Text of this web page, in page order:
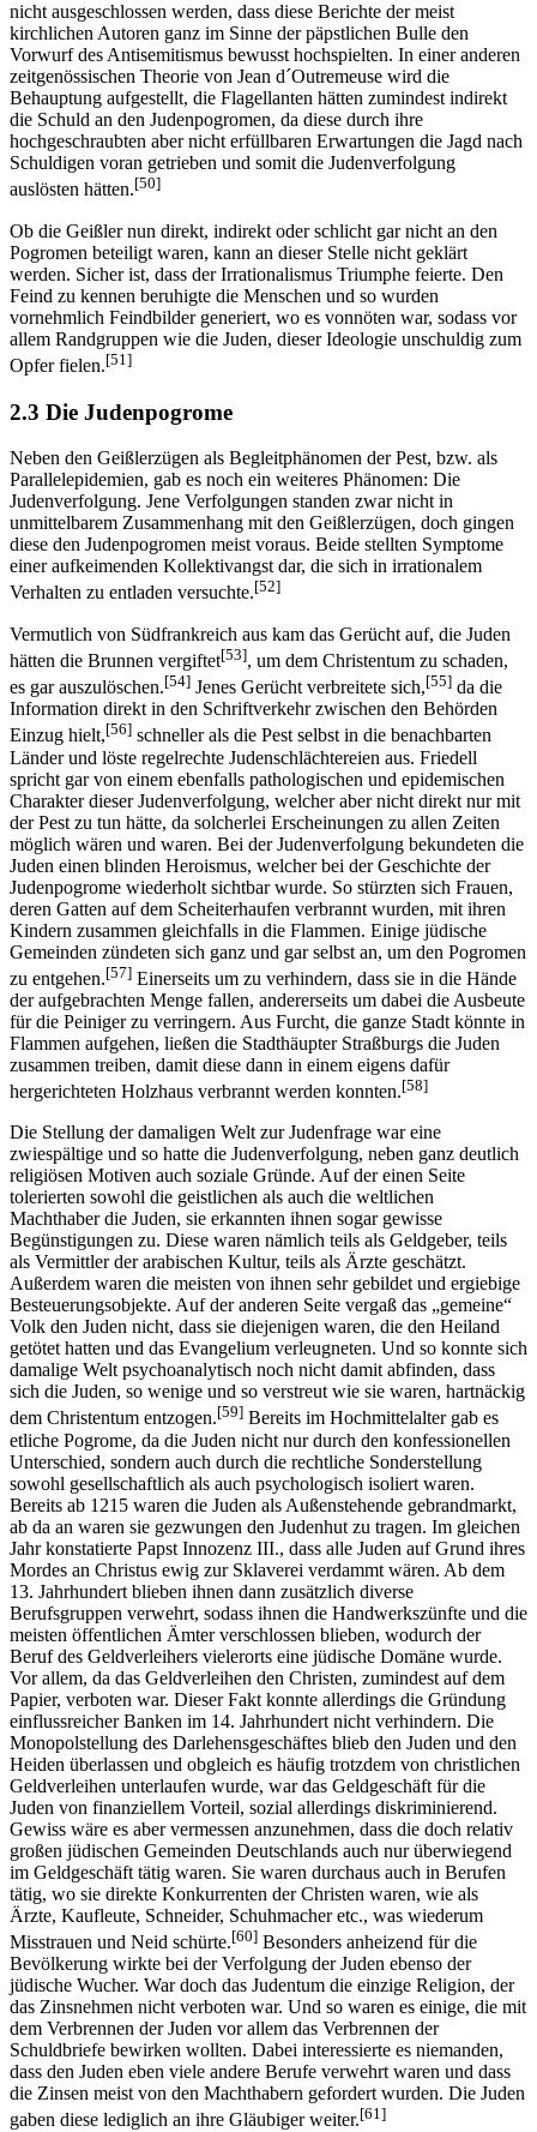
nicht ausgeschlossen werden, dass diese Berichte der meist
kirchlichen Autoren ganz im Sinne der päpstlichen Bulle den
Vorwurf des Antisemitismus bewusst hochspielten. In einer anderen
zeitgenössischen Theorie von Jean d´Outremeuse wird die
Behauptung aufgestellt, die Flagellanten hätten zumindest indirekt
die Schuld an den Judenpogromen, da diese durch ihre
hochgeschraubten aber nicht erfüllbaren Erwartungen die Jagd nach
Schuldigen voran getrieben und somit die Judenverfolgung
auslösten hätten.[50]
Ob die Geißler nun direkt, indirekt oder schlicht gar nicht an den
Pogromen beteiligt waren, kann an dieser Stelle nicht geklärt
werden. Sicher ist, dass der Irrationalismus Triumphe feierte. Den
Feind zu kennen beruhigte die Menschen und so wurden
vornehmlich Feindbilder generiert, wo es vonnöten war, sodass vor
allem Randgruppen wie die Juden, dieser Ideologie unschuldig zum
Opfer fielen.[51]
2.3 Die Judenpogrome
Neben den Geißlerzügen als Begleitphänomen der Pest, bzw. als
Parallelepidemien, gab es noch ein weiteres Phänomen: Die
Judenverfolgung. Jene Verfolgungen standen zwar nicht in
unmittelbarem Zusammenhang mit den Geißlerzügen, doch gingen
diese den Judenpogromen meist voraus. Beide stellten Symptome
einer aufkeimenden Kollektivangst dar, die sich in irrationalem
Verhalten zu entladen versuchte.[52]
Vermutlich von Südfrankreich aus kam das Gerücht auf, die Juden
hätten die Brunnen vergiftet[53], um dem Christentum zu schaden,
es gar auszulöschen.[54] Jenes Gerücht verbreitete sich,[55] da die
Information direkt in den Schriftverkehr zwischen den Behörden
Einzug hielt,[56] schneller als die Pest selbst in die benachbarten
Länder und löste regelrechte Judenschlächtereien aus. Friedell
spricht gar von einem ebenfalls pathologischen und epidemischen
Charakter dieser Judenverfolgung, welcher aber nicht direkt nur mit
der Pest zu tun hätte, da solcherlei Erscheinungen zu allen Zeiten
möglich wären und waren. Bei der Judenverfolgung bekundeten die
Juden einen blinden Heroismus, welcher bei der Geschichte der
Judenpogrome wiederholt sichtbar wurde. So stürzten sich Frauen,
deren Gatten auf dem Scheiterhaufen verbrannt wurden, mit ihren
Kindern zusammen gleichfalls in die Flammen. Einige jüdische
Gemeinden zündeten sich ganz und gar selbst an, um den Pogromen
zu entgehen.[57] Einerseits um zu verhindern, dass sie in die Hände
der aufgebrachten Menge fallen, andererseits um dabei die Ausbeute
für die Peiniger zu verringern. Aus Furcht, die ganze Stadt könnte in
Flammen aufgehen, ließen die Stadthäupter Straßburgs die Juden
zusammen treiben, damit diese dann in einem eigens dafür
hergerichteten Holzhaus verbrannt werden konnten.[58]
Die Stellung der damaligen Welt zur Judenfrage war eine
zwiespältige und so hatte die Judenverfolgung, neben ganz deutlich
religiösen Motiven auch soziale Gründe. Auf der einen Seite
tolerierten sowohl die geistlichen als auch die weltlichen
Machthaber die Juden, sie erkannten ihnen sogar gewisse
Begünstigungen zu. Diese waren nämlich teils als Geldgeber, teils
als Vermittler der arabischen Kultur, teils als Ärzte geschätzt.
Außerdem waren die meisten von ihnen sehr gebildet und ergiebige
Besteuerungsobjekte. Auf der anderen Seite vergaß das „gemeine“
Volk den Juden nicht, dass sie diejenigen waren, die den Heiland
getötet hatten und das Evangelium verleugneten. Und so konnte sich
damalige Welt psychoanalytisch noch nicht damit abfinden, dass
sich die Juden, so wenige und so verstreut wie sie waren, hartnäckig
dem Christentum entzogen.[59] Bereits im Hochmittelalter gab es
etliche Pogrome, da die Juden nicht nur durch den konfessionellen
Unterschied, sondern auch durch die rechtliche Sonderstellung
sowohl gesellschaftlich als auch psychologisch isoliert waren.
Bereits ab 1215 waren die Juden als Außenstehende gebrandmarkt,
ab da an waren sie gezwungen den Judenhut zu tragen. Im gleichen
Jahr konstatierte Papst Innozenz III., dass alle Juden auf Grund ihres
Mordes an Christus ewig zur Sklaverei verdammt wären. Ab dem
13. Jahrhundert blieben ihnen dann zusätzlich diverse
Berufsgruppen verwehrt, sodass ihnen die Handwerkszünfte und die
meisten öffentlichen Ämter verschlossen blieben, wodurch der
Beruf des Geldverleihers vielerorts eine jüdische Domäne wurde.
Vor allem, da das Geldverleihen den Christen, zumindest auf dem
Papier, verboten war. Dieser Fakt konnte allerdings die Gründung
einflussreicher Banken im 14. Jahrhundert nicht verhindern. Die
Monopolstellung des Darlehensgeschäftes blieb den Juden und den
Heiden überlassen und obgleich es häufig trotzdem von christlichen
Geldverleihen unterlaufen wurde, war das Geldgeschäft für die
Juden von finanziellem Vorteil, sozial allerdings diskriminierend.
Gewiss wäre es aber vermessen anzunehmen, dass die doch relativ
großen jüdischen Gemeinden Deutschlands auch nur überwiegend
im Geldgeschäft tätig waren. Sie waren durchaus auch in Berufen
tätig, wo sie direkte Konkurrenten der Christen waren, wie als
Ärzte, Kaufleute, Schneider, Schuhmacher etc., was wiederum
Misstrauen und Neid schürte.[60] Besonders anheizend für die
Bevölkerung wirkte bei der Verfolgung der Juden ebenso der
jüdische Wucher. War doch das Judentum die einzige Religion, der
das Zinsnehmen nicht verboten war. Und so waren es einige, die mit
dem Verbrennen der Juden vor allem das Verbrennen der
Schuldbriefe bewirken wollten. Dabei interessierte es niemanden,
dass den Juden eben viele andere Berufe verwehrt waren und dass
die Zinsen meist von den Machthabern gefordert wurden. Die Juden
gaben diese lediglich an ihre Gläubiger weiter.[61]